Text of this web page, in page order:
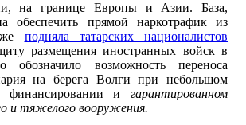
на границе Европы и Азии. База,
обеспечить прямой наркотрафик из
подняла татарских националистов
размещения иностранных войск в
обозначило возможность переноса
на берега Волги при небольшом
финансировании и гарантированном
и тяжелого вооружения.